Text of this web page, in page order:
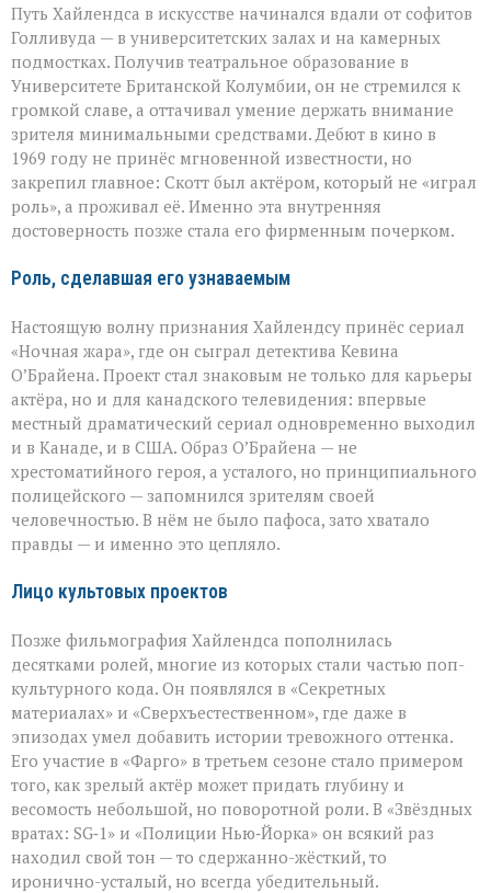
Путь Хайлендса в искусстве начинался вдали от софитов
Голливуда — в университетских залах и на камерных
подмостках. Получив театральное образование в
Университете Британской Колумбии, он не стремился к
громкой славе, а оттачивал умение держать внимание
зрителя минимальными средствами. Дебют в кино в
1969 году не принёс мгновенной известности, но
закрепил главное: Скотт был актёром, который не «играл
роль», а проживал её. Именно эта внутренняя
достоверность позже стала его фирменным почерком.
Роль, сделавшая его узнаваемым
Настоящую волну признания Хайлендсу принёс сериал
«Ночная жара», где он сыграл детектива Кевина
О’Брайена. Проект стал знаковым не только для карьеры
актёра, но и для канадского телевидения: впервые
местный драматический сериал одновременно выходил
и в Канаде, и в США. Образ О’Брайена — не
хрестоматийного героя, а усталого, но принципиального
полицейского — запомнился зрителям своей
человечностью. В нём не было пафоса, зато хватало
правды — и именно это цепляло.
Лицо культовых проектов
Позже фильмография Хайлендса пополнилась
десятками ролей, многие из которых стали частью поп-
культурного кода. Он появлялся в «Секретных
материалах» и «Сверхъестественном», где даже в
эпизодах умел добавить истории тревожного оттенка.
Его участие в «Фарго» в третьем сезоне стало примером
того, как зрелый актёр может придать глубину и
весомость небольшой, но поворотной роли. В «Звёздных
вратах: SG‑1» и «Полиции Нью‑Йорка» он всякий раз
находил свой тон — то сдержанно-жёсткий, то
иронично-усталый, но всегда убедительный.